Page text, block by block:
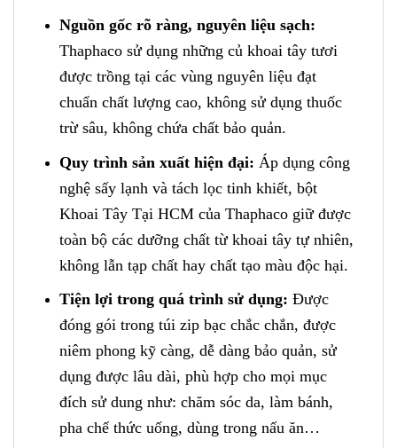
Nguồn gốc rõ ràng, nguyên liệu sạch:
Thaphaco sử dụng những củ khoai tây tươi
được trồng tại các vùng nguyên liệu đạt
chuẩn chất lượng cao, không sử dụng thuốc
trừ sâu, không chứa chất bảo quản.
Quy trình sản xuất hiện đại: Áp dụng công
nghệ sấy lạnh và tách lọc tinh khiết, bột
Khoai Tây Tại HCM của Thaphaco giữ được
toàn bộ các dưỡng chất từ khoai tây tự nhiên,
không lẫn tạp chất hay chất tạo màu độc hại.
Tiện lợi trong quá trình sử dụng: Được
đóng gói trong túi zip bạc chắc chắn, được
niêm phong kỹ càng, dễ dàng bảo quản, sử
dụng được lâu dài, phù hợp cho mọi mục
đích sử dung như: chăm sóc da, làm bánh,
pha chế thức uống, dùng trong nấu ăn…